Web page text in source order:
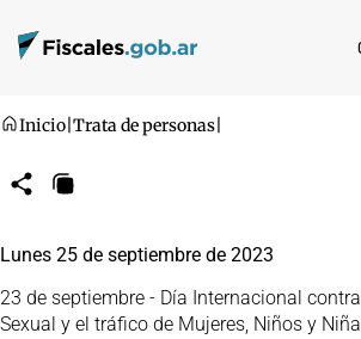
Inicio Trata de personas
CompartirCopiar
Lunes 25 de septiembre de 2023
23 de septiembre - Día Internacional
Sexual y el tráfico de Mujeres, Niños y